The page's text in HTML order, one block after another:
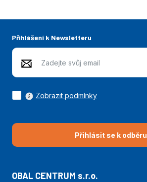
Přihlášení k Newsletteru
Přihlásit se k odběru
Zobrazit podmínky
OBAL CENTRUM s.r.o.